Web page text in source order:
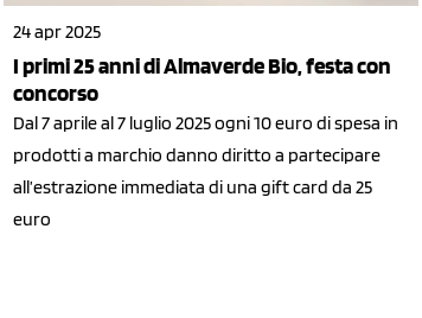
24 apr 2025
I primi 25 anni di Almaverde Bio, festa con
concorso
Dal 7 aprile al 7 luglio 2025 ogni 10 euro di spesa in
prodotti a marchio danno diritto a partecipare
all’estrazione immediata di una gift card da 25
euro